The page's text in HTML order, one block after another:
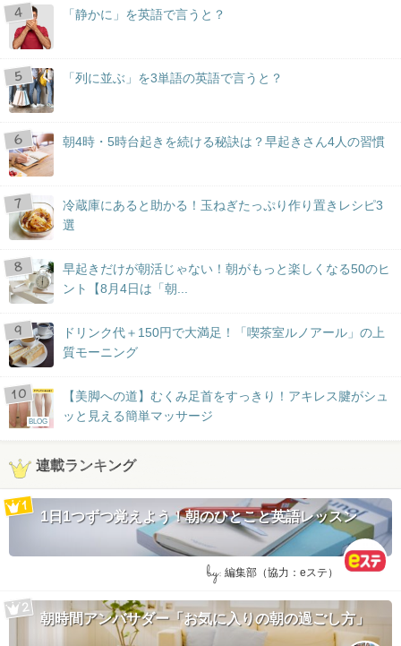
「静かに」を英語で言うと？
「列に並ぶ」を3単語の英語で言うと？
朝4時・5時台起きを続ける秘訣は？早起きさん4人の習慣
冷蔵庫にあると助かる！玉ねぎたっぷり作り置きレシピ3
選
早起きだけが朝活じゃない！朝がもっと楽しくなる50のヒ
ント【8月4日は「朝...
ドリンク代＋150円で大満足！「喫茶室ルノアール」の上
質モーニング
BLOG
【美脚への道】むくみ足首をすっきり！アキレス腱がシュ
ッと見える簡単マッサージ
連載ランキング
1日1つずつ覚えよう！朝のひとこと英語レッスン
by: 編集部（協力：eステ）
朝時間アンバサダー「お気に入りの朝の過ごし方」